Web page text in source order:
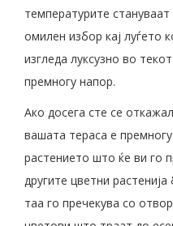
температурите
омилен избор кај луѓето
изгледа луксузно во
премногу напор.
Ако досега сте се
вашата тераса е
растението што ќе ви го
другите цветни
таа го пречекува со